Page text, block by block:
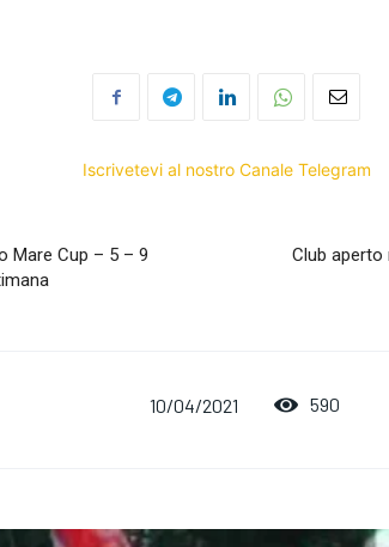
Iscrivetevi al nostro Canale Telegram
Mare Cup – 5 – 9
Club aperto
10/04/2021 590